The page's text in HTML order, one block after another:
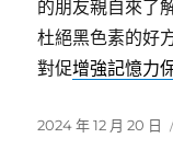
的朋友親自來了
杜絕黑色素的好
對促增強記憶力
發
2024 年 12 月 20 日